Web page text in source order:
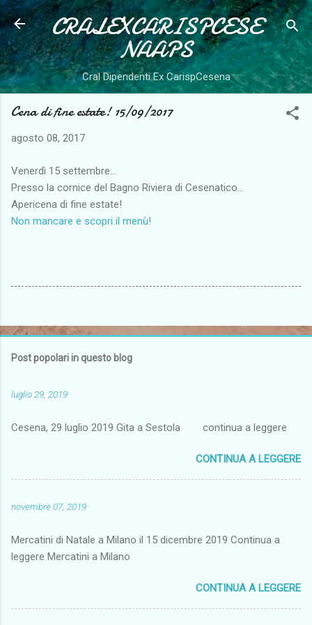
Passa ai contenuti principali
CRALEXCARISPCESE
NAAPS
Cral Dipendenti Ex CarispCesena
Cena di fine estate! 15/09/2017
agosto 08, 2017
Venerdì 15 settembre...
Presso la cornice del Bagno Riviera di Cesenatico...
Apericena di fine estate!
Non mancare e scopri il menù!
Post popolari in questo blog
luglio 29, 2019
Cesena, 29 luglio 2019 Gita a Sestola continua a leggere
CONTINUA A LEGGERE
novembre 07, 2019
Mercatini di Natale a Milano il 15 dicembre 2019 Continua a
leggere Mercatini a Milano
CONTINUA A LEGGERE